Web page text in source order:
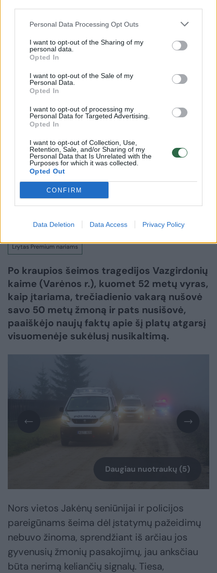
Personal Data Processing Opt Outs
I want to opt-out of the Sharing of my
personal data.
Opted In
I want to opt-out of the Sale of my
Personal Data.
Opted In
I want to opt-out of processing my
Personal Data for Targeted Advertising.
Opted In
I want to opt-out of Collection, Use,
Retention, Sale, and/or Sharing of my
Personal Data that Is Unrelated with the
Purposes for which it was collected.
Opted Out
CONFIRM
Data Deletion Data Access Privacy Policy
Lietuvos diena
Po šeimos tragedijos Varėnos r. –
naujausi faktai: ginklas – nelegalus,
žmoną nušovęs žudikas galėjo būti
pareigūnas(1)
2026 m. rugpjūčio 6 d. 13:11
Lrytas Premium nariams
Po kraupios šeimos tragedijos Vazgirdonių
kaime (Varėnos r.), kuomet 52 metų vyras,
kaip įtariama, trečiadienio vakarą nušovė
savo 50 metų žmoną ir pats nusišovė,
paaiškėjo naujų faktų apie šį platų atgarsį
visuomenėje sukėlusį nusikaltimą.
Daugiau nuotraukų (5)
Nors vietos Jakėnų seniūnijai ir policijos
pareigūnams šeima dėl įstatymų pažeidimų
nebuvo žinoma, sprendžiant iš arčiau jos
gyvenusių žmonių pasakojimų, jau anksčiau
būta nerimą keliančių signalų. Tiesa,